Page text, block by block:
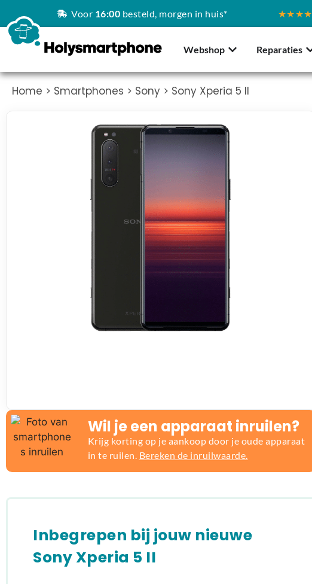
Voor 16:00 besteld, morgen in huis* ★★★★
Webshop Reparaties
Home > Smartphones > Sony > Sony Xperia 5 II
Wil je een apparaat inruilen?
Krijg korting op je aankoop door je oude apparaat
in te ruilen. Bereken de inruilwaarde.
Inbegrepen bij jouw nieuwe
Sony Xperia 5 II